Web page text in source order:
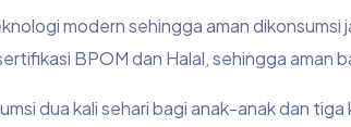
modern sehingga aman
BPOM dan Halal, sehingga aman
dua kali sehari bagi anak-anak dan